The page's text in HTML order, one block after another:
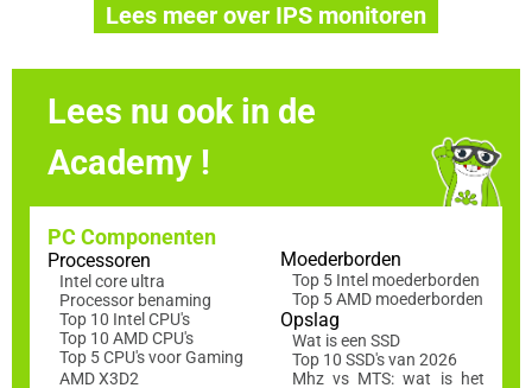
Lees meer over IPS monitoren
Lees nu ook in de
Academy !
PC Componenten
Processoren
Intel core ultra
Processor benaming
Top 10 Intel CPU's
Top 10 AMD CPU's
Top 5 CPU's voor Gaming
AMD X3D2
Moederborden
Top 5 Intel moederborden
Top 5 AMD moederborden
Opslag
Wat is een SSD
Top 10 SSD's van 2026
Mhz vs MTS: wat is het